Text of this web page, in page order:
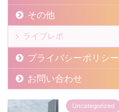
その他
ライブレポ
プライバシーポリシー
お問い合わせ
Uncategorized